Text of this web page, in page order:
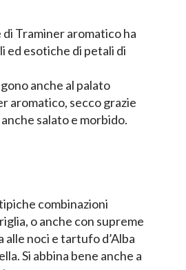
Traminer aromatico ha
esotiche di petali di
anche al palato
aromatico, secco grazie
salato e morbido.
combinazioni
o anche con supreme
noci e tartufo d’Alba
Si abbina bene anche a